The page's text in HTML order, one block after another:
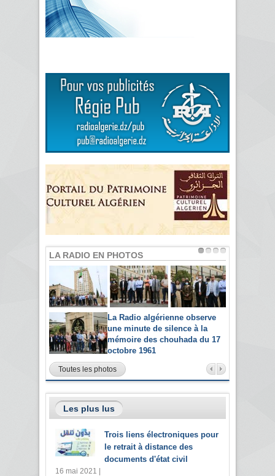
LA RADIO EN PHOTOS
La Radio algérienne observe
une minute de silence à la
mémoire des chouhada du 17
octobre 1961
Toutes les photos
Les plus lus
Trois liens électroniques pour
le retrait à distance des
documents d'état civil
16 mai 2021 |